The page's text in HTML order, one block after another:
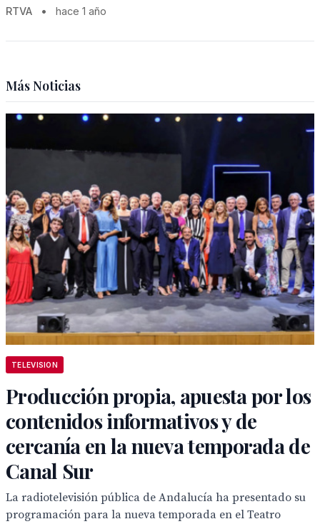
RTVA • hace 1 año
Más Noticias
TELEVISION
Producción propia, apuesta por los
contenidos informativos y de
cercanía en la nueva temporada de
Canal Sur
La radiotelevisión pública de Andalucía ha presentado su
programación para la nueva temporada en el Teatro